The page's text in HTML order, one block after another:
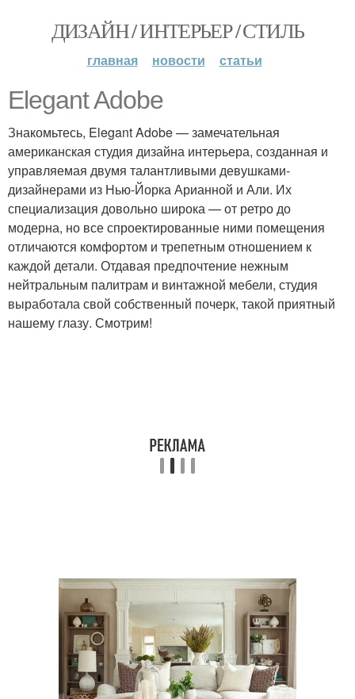
ДИЗАЙН / ИНТЕРЬЕР / СТИЛЬ
главная новости статьи
Elegant Adobe
Знакомьтесь, Elegant Adobe — замечательная
американская студия дизайна интерьера, созданная и
управляемая двумя талантливыми девушками-
дизайнерами из Нью-Йорка Арианной и Али. Их
специализация довольно широка — от ретро до
модерна, но все спроектированные ними помещения
отличаются комфортом и трепетным отношением к
каждой детали. Отдавая предпочтение нежным
нейтральным палитрам и винтажной мебели, студия
выработала свой собственный почерк, такой приятный
нашему глазу. Смотрим!